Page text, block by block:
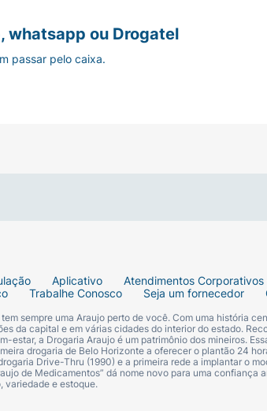
Aplicativo Atendimentos Corporativos
Trabalhe Conosco Seja um fornecedor
sempre uma Araujo perto de você. Com uma história
da capital e em várias cidades do interior do estado.
estar, a Drogaria Araujo é um patrimônio dos mineiros.
drogaria de Belo Horizonte a oferecer o plantão 24
Drive-Thru (1990) e a primeira rede a implantar o
de Medicamentos” dá nome novo para uma
variedade e estoque.
whatsapp ou Drogatel
passar pelo caixa.